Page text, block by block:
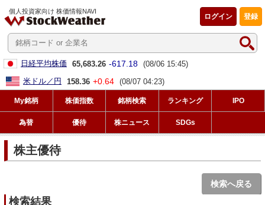
個人投資家向け 株価情報NAVI
登録
ログイン
日経平均株価 65,683.26 -617.18 (08/06 15:45)
米ドル／円
158.36 +0.64 (08/07 04:23)
My銘柄 株価指数 銘柄検索 ランキング IPO
為替 優待 株ニュース SDGs
株主優待
検索へ戻る
検索結果